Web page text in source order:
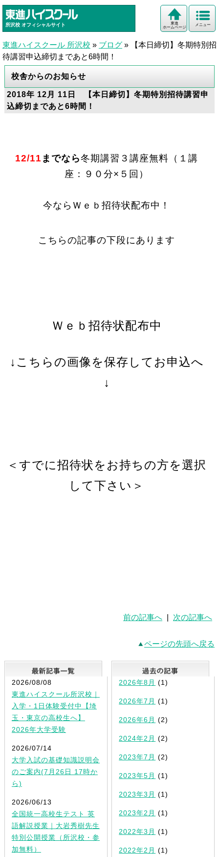
所沢校 オフィシャルサイト メニュー
東進
ホームページ
東進ハイスクール 所沢校 » ブログ »
【本日締切】冬期特別招
待講習申込締切まであと6時間！
校舎からのお知らせ
2018年 12月 11日 【本日締切】冬期特別招待講習申
込締切まであと6時間！
12/11 までなら冬期講習３講座無料（１講
座：９０分×５回）
今ならＷｅｂ招待状配布中！
こちらの記事の下段にあります
Ｗｅｂ招待状配布中
↓こちらの画像を保存してお申込へ
↓
＜すでに招待状をお持ちの方を選択
して下さい＞
前の記事へ 次の記事へ
ページの先頭へ戻る
最新記事一覧
2026/08/08
東進ハイスクール所沢校｜
入学・1日体験受付中【埼
玉・東京の高校生へ】
2026年大学受験
2026/07/14
大学入試の基礎知識説明会
のご案内(7月26日 17時か
ら)
2026/06/13
全国統一高校生テスト 英
語解説授業｜大岩秀樹先生
特別公開授業（所沢校・参
加無料）
2026年8月 (1)
2026年7月 (1)
2026年6月 (2)
2024年2月 (2)
2023年7月 (2)
2023年5月 (1)
2023年3月 (1)
2023年2月 (1)
2022年3月 (1)
2022年2月 (1)